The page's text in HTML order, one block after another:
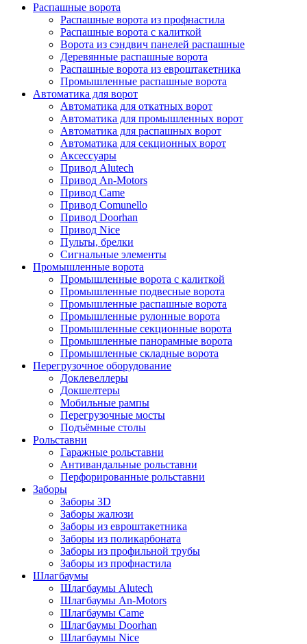
Распашные ворота
Распашные ворота из профнастила
Распашные ворота с калиткой
Ворота из сэндвич панелей распашные
Деревянные распашные ворота
Распашные ворота из евроштакетника
Промышленные распашные ворота
Автоматика для ворот
Автоматика для откатных ворот
Автоматика для промышленных ворот
Автоматика для распашных ворот
Автоматика для секционных ворот
Аксессуары
Привод Alutech
Привод An-Motors
Привод Came
Привод Comunello
Привод Doorhan
Привод Nice
Пульты, брелки
Сигнальные элементы
Промышленные ворота
Промышленные ворота с калиткой
Промышленные подвесные ворота
Промышленные распашные ворота
Промышленные рулонные ворота
Промышленные секционные ворота
Промышленные панорамные ворота
Промышленные складные ворота
Перегрузочное оборудование
Доклевеллеры
Докшелтеры
Мобильные рампы
Перегрузочные мосты
Подъёмные столы
Рольставни
Гаражные рольставни
Антивандальные рольставни
Перфорированные рольставни
Заборы
Заборы 3D
Заборы жалюзи
Заборы из евроштакетника
Заборы из поликарбоната
Заборы из профильной трубы
Заборы из профнастила
Шлагбаумы
Шлагбаумы Alutech
Шлагбаумы An-Motors
Шлагбаумы Came
Шлагбаумы Doorhan
Шлагбаумы Nice